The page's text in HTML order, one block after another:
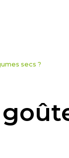
secs ?